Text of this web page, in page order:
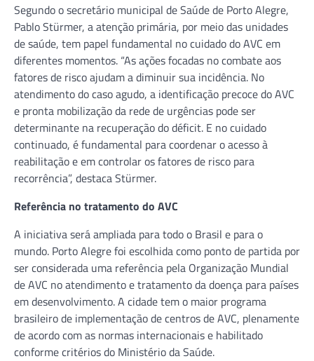
Segundo o secretário municipal de Saúde de Porto Alegre,
Pablo Stürmer, a atenção primária, por meio das unidades
de saúde, tem papel fundamental no cuidado do AVC em
diferentes momentos. “As ações focadas no combate aos
fatores de risco ajudam a diminuir sua incidência. No
atendimento do caso agudo, a identificação precoce do AVC
e pronta mobilização da rede de urgências pode ser
determinante na recuperação do déficit. E no cuidado
continuado, é fundamental para coordenar o acesso à
reabilitação e em controlar os fatores de risco para
recorrência”, destaca Stürmer.
Referência no tratamento do AVC
A iniciativa será ampliada para todo o Brasil e para o
mundo. Porto Alegre foi escolhida como ponto de partida por
ser considerada uma referência pela Organização Mundial
de AVC no atendimento e tratamento da doença para países
em desenvolvimento. A cidade tem o maior programa
brasileiro de implementação de centros de AVC, plenamente
de acordo com as normas internacionais e habilitado
conforme critérios do Ministério da Saúde.